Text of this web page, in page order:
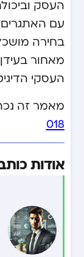
העסק
עם
בחירה
מאחור
העסקי
מאמר זה
018
אודות